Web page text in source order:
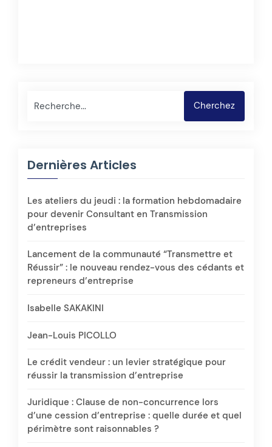
Rechercher Cherchez
Dernières Articles
Les ateliers du jeudi : la formation hebdomadaire
pour devenir Consultant en Transmission
d’entreprises
Lancement de la communauté “Transmettre et
Réussir” : le nouveau rendez-vous des cédants et
repreneurs d’entreprise
Isabelle SAKAKINI
Jean-Louis PICOLLO
Le crédit vendeur : un levier stratégique pour
réussir la transmission d’entreprise
Juridique : Clause de non-concurrence lors
d’une cession d’entreprise : quelle durée et quel
périmètre sont raisonnables ?